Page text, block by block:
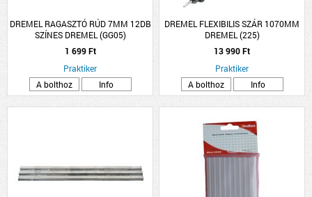
DREMEL RAGASZTÓ RÚD 7MM 12DB
SZÍNES DREMEL (GG05)
1 699 Ft
Praktiker
A bolthoz
Info
DREMEL FLEXIBILIS SZÁR 1070MM
DREMEL (225)
13 990 Ft
Praktiker
A bolthoz
Info